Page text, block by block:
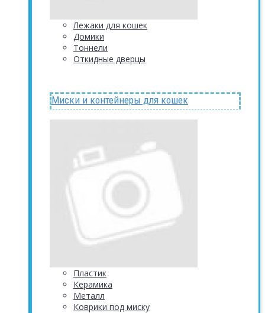
Лежаки для кошек
Домики
Тоннели
Откидные дверцы
Миски и контейнеры для кошек
Пластик
Керамика
Металл
Коврики под миску